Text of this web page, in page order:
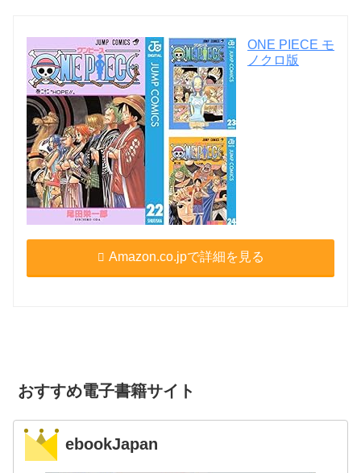
ONE PIECE モ
ノクロ版
Amazon.co.jpで詳細を見る
おすすめ電子書籍サイト
ebookJapan